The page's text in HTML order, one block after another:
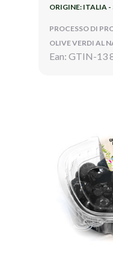
ORIGINE: ITALIA -
PROCESSO DI
OLIVE VERDI AL
Ean: GTIN-13